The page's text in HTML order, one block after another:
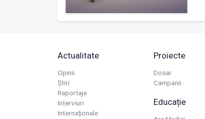
Actualitate
Opinii
Știri
Reportaje
Interviuri
Internaționale
Proiecte
Dosar
Campanii
Educație